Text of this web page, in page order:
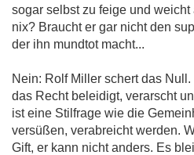
sogar selbst zu feige und
nix? Braucht er gar nicht den
der ihn mundtot macht...
Nein: Rolf Miller schert das
das Recht beleidigt, verarscht
ist eine Stilfrage wie die
versüßen, verabreicht werden.
Gift, er kann nicht anders. Es